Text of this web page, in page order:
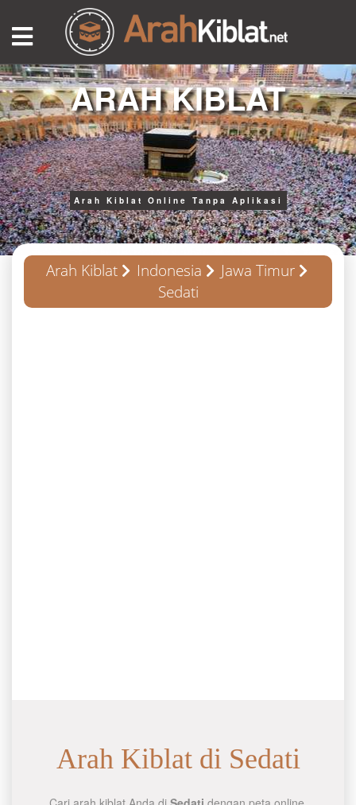
ARAH KIBLAT
Arah Kiblat Online Tanpa Aplikasi
Arah Kiblat Indonesia
Jawa Timur
Sedati
Arah Kiblat di Sedati